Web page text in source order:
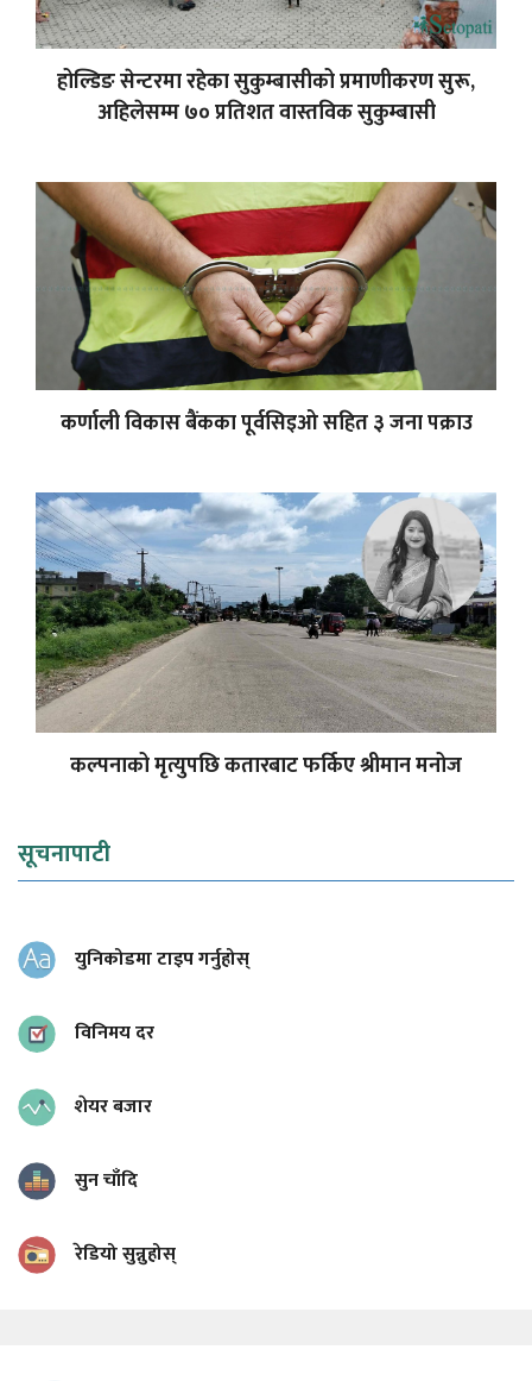
होल्डिङ सेन्टरमा रहेका सुकुम्बासीको प्रमाणीकरण सुरू,
अहिलेसम्म ७० प्रतिशत वास्तविक सुकुम्बासी
कर्णाली विकास बैंकका पूर्वसिइओ सहित ३ जना पक्राउ
कल्पनाको मृत्युपछि कतारबाट फर्किए श्रीमान मनोज
सूचनापाटी
युनिकोडमा टाइप गर्नुहोस्
विनिमय दर
शेयर बजार
सुन चाँदि
रेडियो सुन्नुहोस्